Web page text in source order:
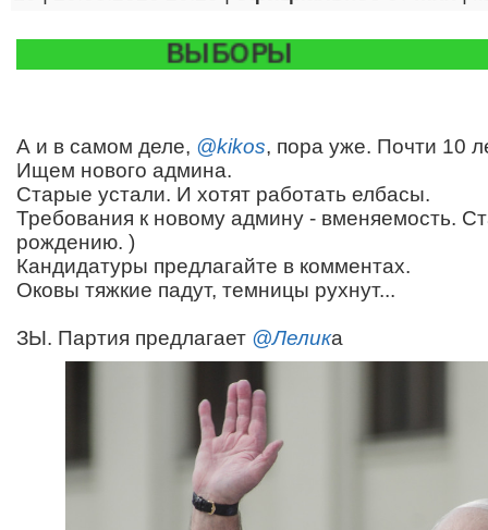
А и в самом деле, @kikos, пора уже. Почти 10
Ищем нового админа.
Старые устали. И хотят работать елбасы.
Требования к новому админу - вменяемость.
рождению. )
Кандидатуры предлагайте в комментах.
Оковы тяжкие падут, темницы рухнут...
ЗЫ. Партия предлагает @Лелика